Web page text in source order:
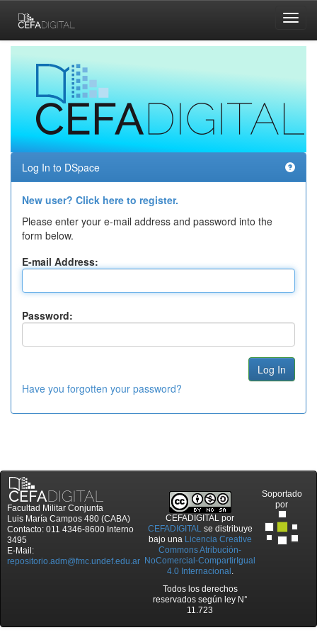
navigation
Log In to DSpace
New user? Click here to register.
Please enter your e-mail address and password into the
form below.
E-mail Address:
Password:
Have you forgotten your password?
Facultad Militar Conjunta
Luis María Campos 480 (CABA)
Contacto: 011 4346-8600 Interno
3495
E-Mail:
repositorio.adm@fmc.undef.edu.ar
CEFADIGITAL por
CEFADIGITALse distribuye
bajo una Licencia Creative
Commons Atribución-
NoComercial-CompartirIgual
4.0 Internacional .
Todos los derechos
reservados según ley N°
11.723
Soportado
por